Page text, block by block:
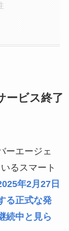
ービス終了
ーエージェ
るスマート
年2月27日
る正式な発
続中と見ら